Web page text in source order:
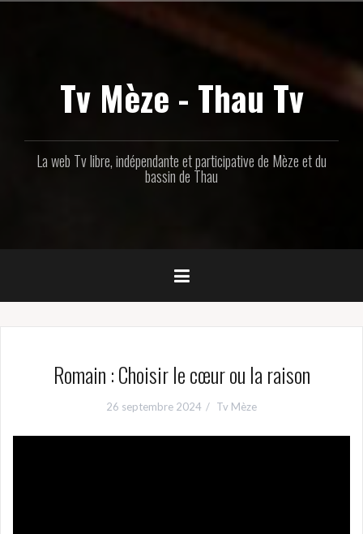
Tv Mèze - Thau Tv
La web Tv libre, indépendante et participative de Mèze et du
bassin de Thau
Romain : Choisir le cœur ou la raison
26 septembre 2024 Tv Mèze